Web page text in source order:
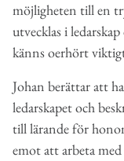
möjligheten till en
utvecklas i
känns oerhört
Johan berättar att
ledarskapet och
till lärande för
emot att arbeta med